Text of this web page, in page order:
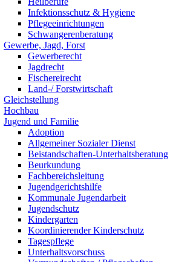
Infektionsschutz & Hygiene
Pflegeeinrichtungen
Schwangerenberatung
Gewerbe, Jagd, Forst
Gewerberecht
Jagdrecht
Fischereirecht
Land-/ Forstwirtschaft
Gleichstellung
Hochbau
Jugend und Familie
Adoption
Allgemeiner Sozialer Dienst
Beistandschaften-Unterhaltsberatung
Beurkundung
Fachbereichsleitung
Jugendgerichtshilfe
Kommunale Jugendarbeit
Jugendschutz
Kindergarten
Koordinierender Kinderschutz
Tagespflege
Unterhaltsvorschuss